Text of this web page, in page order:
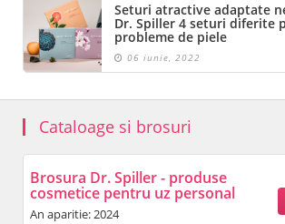
Seturi atractive adaptate
Dr. Spiller 4 seturi diferite
probleme de piele
06 iunie, 2022
Cataloage si brosuri
Brosura Dr. Spiller - produse
cosmetice pentru uz personal
An aparitie: 2024